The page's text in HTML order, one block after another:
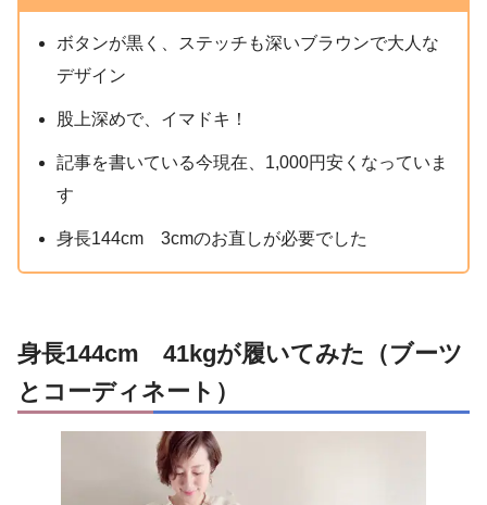
ボタンが黒く、ステッチも深いブラウンで大人な
デザイン
股上深めで、イマドキ！
記事を書いている今現在、1,000円安くなっていま
す
身長144cm 3cmのお直しが必要でした
身長144cm 41kgが履いてみた（ブーツ
とコーディネート）